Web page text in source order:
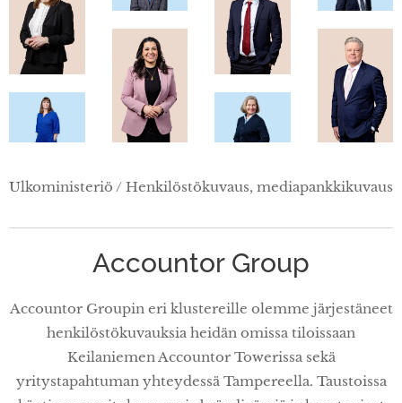
Ulkoministeriö / Henkilöstökuvaus, mediapankkikuvaus
Accountor Group
Accountor Groupin eri klustereille olemme järjestäneet
henkilöstökuvauksia heidän omissa tiloissaan
Keilaniemen Accountor Towerissa sekä
yritystapahtuman yhteydessä Tampereella. Taustoissa